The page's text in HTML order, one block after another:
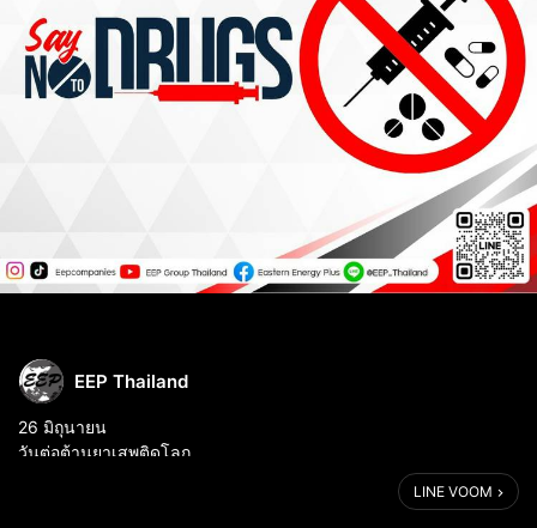
EEP Thailand
26 มิถุนายน
วันต่อต้านยาเสพติดโลก
ตามมติของสมัชชาใหญ่แห่งสหประชาชาติ (UNGA) ให้ถือเป็นวัน
สำคัญสากล เพื่อต่อต้านการใช้ยาในทางผิด และค้ายาที่ไม่ถูกต้องตาม
LINE VOOM